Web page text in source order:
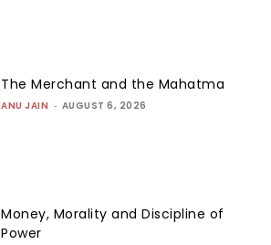
The Merchant and the Mahatma
ANU JAIN - AUGUST 6, 2026
Money, Morality and Discipline of
Power